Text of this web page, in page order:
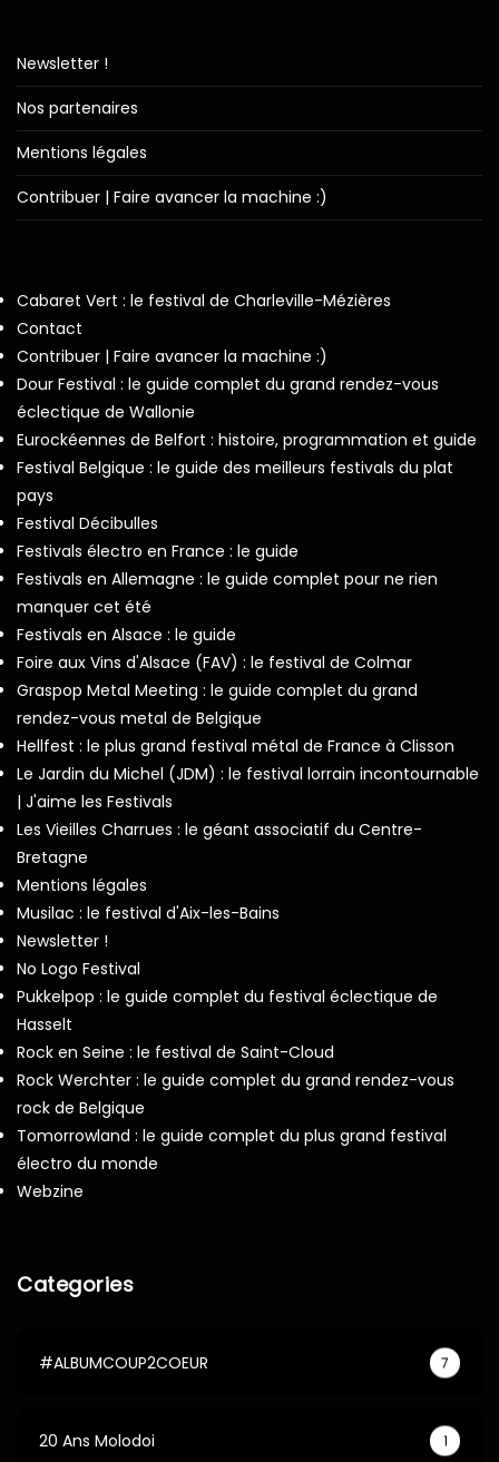
Newsletter !
Nos partenaires
Mentions légales
Contribuer | Faire avancer la machine :)
Cabaret Vert : le festival de Charleville-Mézières
Contact
Contribuer | Faire avancer la machine :)
Dour Festival : le guide complet du grand rendez-vous
éclectique de Wallonie
Eurockéennes de Belfort : histoire, programmation et guide
Festival Belgique : le guide des meilleurs festivals du plat
pays
Festival Décibulles
Festivals électro en France : le guide
Festivals en Allemagne : le guide complet pour ne rien
manquer cet été
Festivals en Alsace : le guide
Foire aux Vins d'Alsace (FAV) : le festival de Colmar
Graspop Metal Meeting : le guide complet du grand
rendez-vous metal de Belgique
Hellfest : le plus grand festival métal de France à Clisson
Le Jardin du Michel (JDM) : le festival lorrain incontournable
| J'aime les Festivals
Les Vieilles Charrues : le géant associatif du Centre-
Bretagne
Mentions légales
Musilac : le festival d'Aix-les-Bains
Newsletter !
No Logo Festival
Pukkelpop : le guide complet du festival éclectique de
Hasselt
Rock en Seine : le festival de Saint-Cloud
Rock Werchter : le guide complet du grand rendez-vous
rock de Belgique
Tomorrowland : le guide complet du plus grand festival
électro du monde
Webzine
Categories
#ALBUMCOUP2COEUR 7
20 Ans Molodoi 1